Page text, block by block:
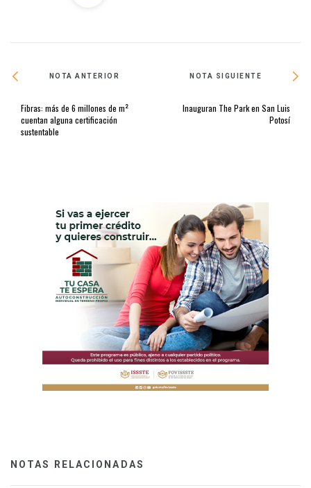
NOTA ANTERIOR
Fibras: más de 6 millones de m²
cuentan alguna certificación
sustentable
NOTA SIGUIENTE
Inauguran The Park en San Luis
Potosí
NOTAS RELACIONADAS